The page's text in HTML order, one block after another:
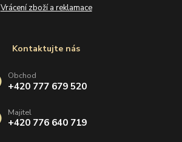
Vrácení zboží a reklamace
Kontaktujte nás
Obchod
+420 777 679 520
Majitel
+420 776 640 719